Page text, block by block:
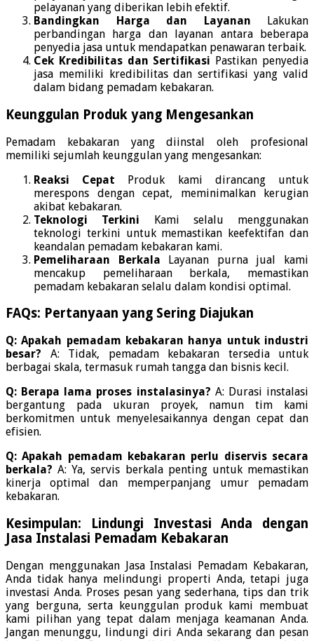
pelayanan yang diberikan lebih efektif.
Bandingkan Harga dan Layanan Lakukan
perbandingan harga dan layanan antara beberapa
penyedia jasa untuk mendapatkan penawaran terbaik.
Cek Kredibilitas dan Sertifikasi Pastikan penyedia
jasa memiliki kredibilitas dan sertifikasi yang valid
dalam bidang pemadam kebakaran.
Keunggulan Produk yang Mengesankan
Pemadam kebakaran yang diinstal oleh profesional
memiliki sejumlah keunggulan yang mengesankan:
Reaksi Cepat Produk kami dirancang untuk
merespons dengan cepat, meminimalkan kerugian
akibat kebakaran.
Teknologi Terkini Kami selalu menggunakan
teknologi terkini untuk memastikan keefektifan dan
keandalan pemadam kebakaran kami.
Pemeliharaan Berkala Layanan purna jual kami
mencakup pemeliharaan berkala, memastikan
pemadam kebakaran selalu dalam kondisi optimal.
FAQs: Pertanyaan yang Sering Diajukan
Q: Apakah pemadam kebakaran hanya untuk industri
besar? A: Tidak, pemadam kebakaran tersedia untuk
berbagai skala, termasuk rumah tangga dan bisnis kecil.
Q: Berapa lama proses instalasinya? A: Durasi instalasi
bergantung pada ukuran proyek, namun tim kami
berkomitmen untuk menyelesaikannya dengan cepat dan
efisien.
Q: Apakah pemadam kebakaran perlu diservis secara
berkala? A: Ya, servis berkala penting untuk memastikan
kinerja optimal dan memperpanjang umur pemadam
kebakaran.
Kesimpulan: Lindungi Investasi Anda dengan
Jasa Instalasi Pemadam Kebakaran
Dengan menggunakan Jasa Instalasi Pemadam Kebakaran,
Anda tidak hanya melindungi properti Anda, tetapi juga
investasi Anda. Proses pesan yang sederhana, tips dan trik
yang berguna, serta keunggulan produk kami membuat
kami pilihan yang tepat dalam menjaga keamanan Anda.
Jangan menunggu, lindungi diri Anda sekarang dan pesan